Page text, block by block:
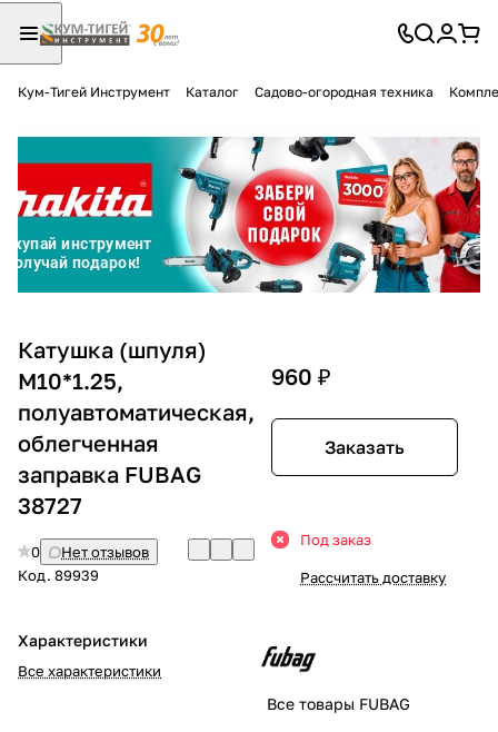
Кум-Тигей Инструмент Каталог Садово-огородная техника
Катушка (шпуля)
М10*1.25,
полуавтоматическая,
облегченная
заправка FUBAG
38727
0
Нет отзывов
Код. 89939
Характеристики
Все характеристики
960 ₽
Заказать
Под заказ
Рассчитать доставку
Все товары FUBAG
Разбейте
оплатуна части
без переплат
График платежей
Сегодня
25
Добавляйте товары
в корзину
Оплачивайте сегодня только
% картой любого банка